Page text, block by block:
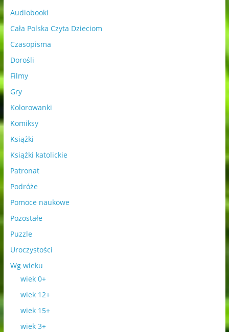
Audiobooki
Cała Polska Czyta Dzieciom
Czasopisma
Dorośli
Filmy
Gry
Kolorowanki
Komiksy
Książki
Książki katolickie
Patronat
Podróże
Pomoce naukowe
Pozostałe
Puzzle
Uroczystości
Wg wieku
wiek 0+
wiek 12+
wiek 15+
wiek 3+